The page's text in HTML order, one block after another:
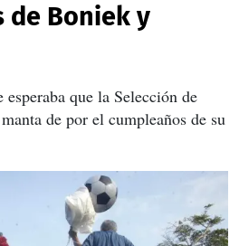
de Boniek y
esperaba que la Selección de
de por el cumpleaños de su